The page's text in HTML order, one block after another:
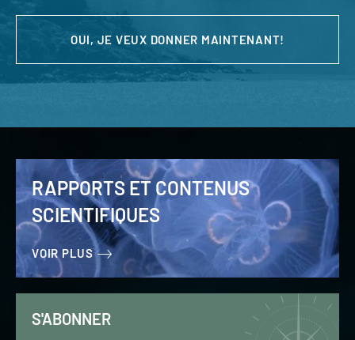
OUI, JE VEUX DONNER MAINTENANT!
RAPPORTS ET CONTENUS
SCIENTIFIQUES
VOIR PLUS
S'ABONNER